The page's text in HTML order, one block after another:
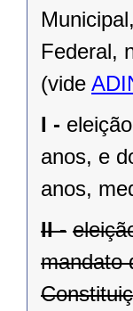
Federal,
(vide
I -
anos, e
anos,
II -
mandato